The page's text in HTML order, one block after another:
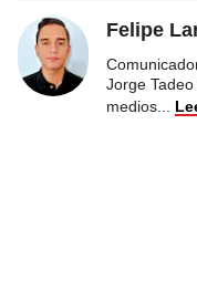
Felipe
Jorge
medios